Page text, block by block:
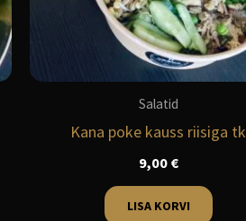
Salatid
Kana poke kauss riisiga tk
9,00 €
LISA KORVI